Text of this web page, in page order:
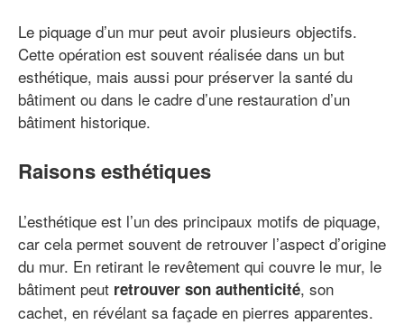
Le piquage d’un mur peut avoir plusieurs objectifs.
Cette opération est souvent réalisée dans un but
esthétique, mais aussi pour préserver la santé du
bâtiment ou dans le cadre d’une restauration d’un
bâtiment historique.
Raisons esthétiques
L’esthétique est l’un des principaux motifs de piquage,
car cela permet souvent de retrouver l’aspect d’origine
du mur. En retirant le revêtement qui couvre le mur, le
bâtiment peut retrouver son authenticité, son
cachet, en révélant sa façade en pierres apparentes.